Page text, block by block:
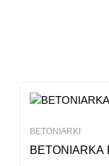
BETONIARKI
BETONIARKA